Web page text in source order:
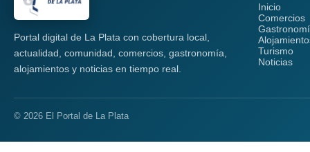
Portal digital de La Plata con cobertura local,
actualidad, comunidad, comercios, gastronomía,
alojamientos y noticias en tiempo real.
Inicio
Comercios
Turismo
Noticias
© 2026 El Portal de La Plata